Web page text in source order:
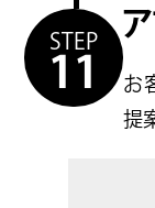
STEP
11
お
提